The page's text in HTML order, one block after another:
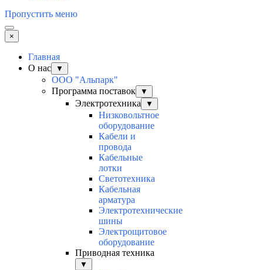
Пропустить меню
×
Главная
О нас
▼
ООО "Альпарк"
Программа поставок
▼
Электротехника ▼
Низковольтное
оборудование
Кабели и
провода
Кабельные
лотки
Светотехника
Кабельная
арматура
Электротехнические
шины
Электрощитовое
оборудование
Приводная техника
▼